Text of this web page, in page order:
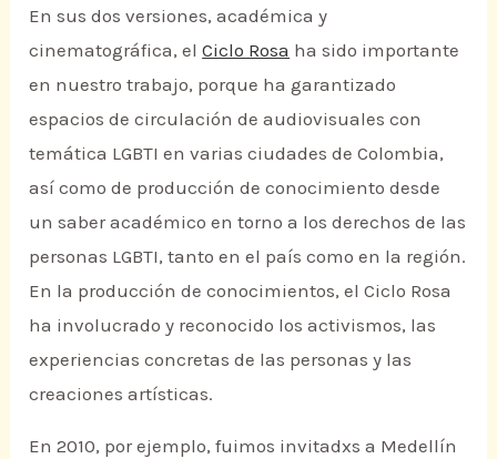
En sus dos versiones, académica y
cinematográfica, elCiclo Rosa ha sido importante
en nuestro trabajo, porque ha garantizado
espacios de circulación de audiovisuales con
temática LGBTI en varias ciudades de Colombia,
así como de producción de conocimiento desde
un saber académico en torno a los derechos de las
personas LGBTI, tanto en el país como en la región.
En la producción de conocimientos, el Ciclo Rosa
ha involucrado y reconocido los activismos, las
experiencias concretas de las personas y las
creaciones artísticas.
En 2010, por ejemplo, fuimos invitadxs a Medellín